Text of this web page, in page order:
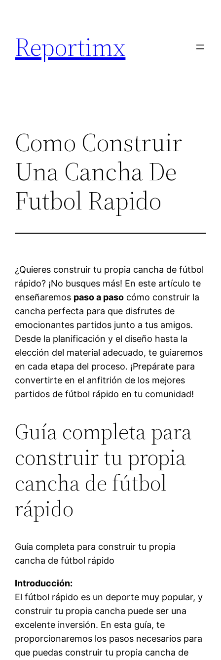
contenido
Reportimx
Como Construir
Una Cancha De
Futbol Rapido
¿Quieres construir tu propia cancha de fútbol
rápido? ¡No busques más! En este artículo te
enseñaremos paso a paso cómo construir la
cancha perfecta para que disfrutes de
emocionantes partidos junto a tus amigos.
Desde la planificación y el diseño hasta la
elección del material adecuado, te guiaremos
en cada etapa del proceso. ¡Prepárate para
convertirte en el anfitrión de los mejores
partidos de fútbol rápido en tu comunidad!
Guía completa para
construir tu propia
cancha de fútbol
rápido
Guía completa para construir tu propia
cancha de fútbol rápido
Introducción:
El fútbol rápido es un deporte muy popular, y
construir tu propia cancha puede ser una
excelente inversión. En esta guía, te
proporcionaremos los pasos necesarios para
que puedas construir tu propia cancha de